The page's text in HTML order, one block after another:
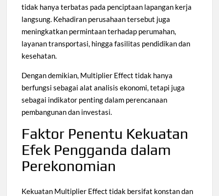
tidak hanya terbatas pada penciptaan lapangan kerja
langsung. Kehadiran perusahaan tersebut juga
meningkatkan permintaan terhadap perumahan,
layanan transportasi, hingga fasilitas pendidikan dan
kesehatan.
Dengan demikian, Multiplier Effect tidak hanya
berfungsi sebagai alat analisis ekonomi, tetapi juga
sebagai indikator penting dalam perencanaan
pembangunan dan investasi.
Faktor Penentu Kekuatan
Efek Pengganda dalam
Perekonomian
Kekuatan Multiplier Effect tidak bersifat konstan dan